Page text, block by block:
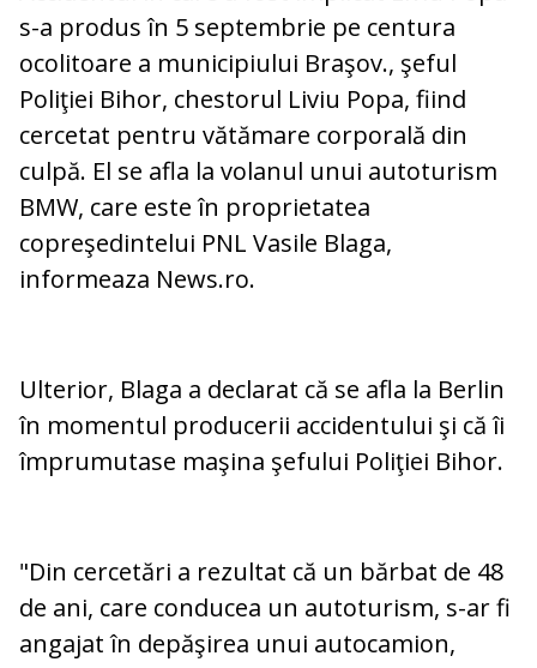
s-a produs în 5 septembrie pe centura
ocolitoare a municipiului Braşov., şeful
Poliţiei Bihor, chestorul Liviu Popa, fiind
cercetat pentru vătămare corporală din
culpă. El se afla la volanul unui autoturism
BMW, care este în proprietatea
copreşedintelui PNL Vasile Blaga,
informeaza News.ro.
Ulterior, Blaga a declarat că se afla la Berlin
în momentul producerii accidentului şi că îi
împrumutase maşina şefului Poliţiei Bihor.
"Din cercetări a rezultat că un bărbat de 48
de ani, care conducea un autoturism, s-ar fi
angajat în depăşirea unui autocamion,